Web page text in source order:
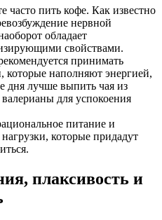
часто пить кофе. Как известно
нервной
обладает
свойствами.
принимать
которые наполняют энергией,
дня лучше выпить чая из
для успокоения
питание и
которые придадут
плаксивость и